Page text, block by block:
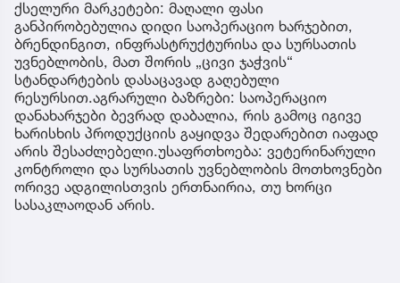
ქსელური მარკეტები: მაღალი ფასი
განპირობებულია დიდი საოპერაციო ხარჯებით,
ბრენდინგით, ინფრასტრუქტურისა და სურსათის
უვნებლობის, მათ შორის „ცივი ჯაჭვის“
სტანდარტების დასაცავად გაღებული
რესურსით.აგრარული ბაზრები: საოპერაციო
დანახარჯები ბევრად დაბალია, რის გამოც იგივე
ხარისხის პროდუქციის გაყიდვა შედარებით იაფად
არის შესაძლებელი.უსაფრთხოება: ვეტერინარული
კონტროლი და სურსათის უვნებლობის მოთხოვნები
ორივე ადგილისთვის ერთნაირია, თუ ხორცი
სასაკლაოდან არის.